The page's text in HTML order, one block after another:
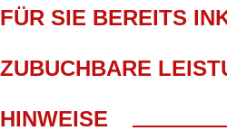
FÜR SIE BEREITS
An- und Abreise zum Hafen
Reisebegleitung während der
ZUBUCHBARE
Getränkepaket My Italian
HINWEISE